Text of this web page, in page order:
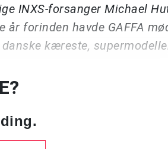
INXS-forsanger Michael
forinden havde GAFFA
kæreste,